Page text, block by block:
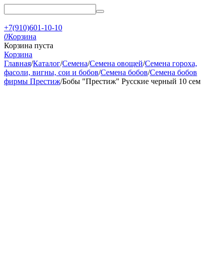
+7(910)601-10-10
0Корзина
Корзина пуста
Корзина
Главная/Каталог/Семена/Семена овощей/Семена гороха,
фасоли, вигны, сои и бобов/Семена бобов/Семена бобов
фирмы Престиж/Бобы "Престиж" Русские черный 10 сем